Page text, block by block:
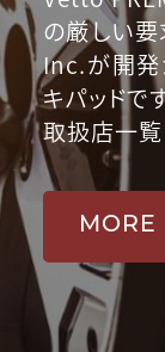
の厳しい
Inc.が開発
キパッドで
取扱店一覧
MORE